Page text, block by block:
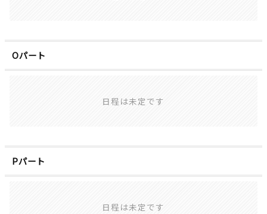
Oパート
日程は未定です
Pパート
日程は未定です